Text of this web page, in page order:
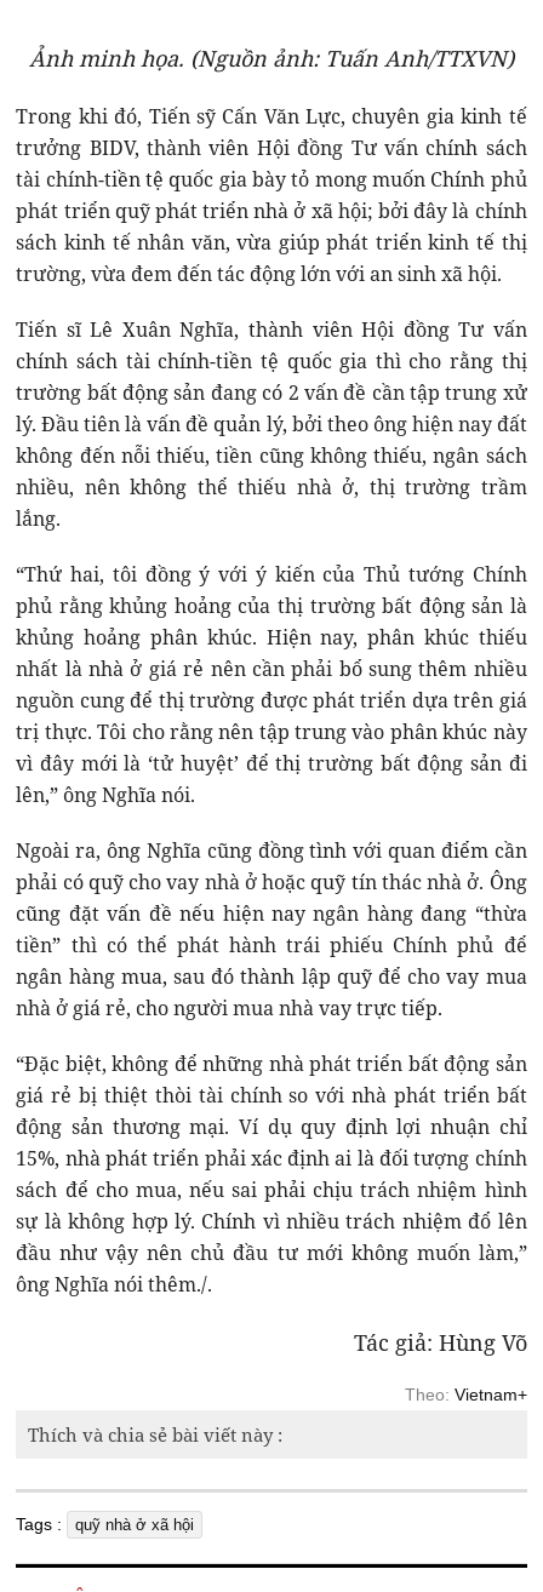
Ảnh minh họa. (Nguồn ảnh: Tuấn Anh/TTXVN)
Trong khi đó, Tiến sỹ Cấn Văn Lực, chuyên gia kinh tế
trưởng BIDV, thành viên Hội đồng Tư vấn chính sách
tài chính-tiền tệ quốc gia bày tỏ mong muốn Chính phủ
phát triển quỹ phát triển nhà ở xã hội; bởi đây là chính
sách kinh tế nhân văn, vừa giúp phát triển kinh tế thị
trường, vừa đem đến tác động lớn với an sinh xã hội.
Tiến sĩ Lê Xuân Nghĩa, thành viên Hội đồng Tư vấn
chính sách tài chính-tiền tệ quốc gia thì cho rằng thị
trường bất động sản đang có 2 vấn đề cần tập trung xử
lý. Đầu tiên là vấn đề quản lý, bởi theo ông hiện nay đất
không đến nỗi thiếu, tiền cũng không thiếu, ngân sách
nhiều, nên không thể thiếu nhà ở, thị trường trầm
lắng.
“Thứ hai, tôi đồng ý với ý kiến của Thủ tướng Chính
phủ rằng khủng hoảng của thị trường bất động sản là
khủng hoảng phân khúc. Hiện nay, phân khúc thiếu
nhất là nhà ở giá rẻ nên cần phải bổ sung thêm nhiều
nguồn cung để thị trường được phát triển dựa trên giá
trị thực. Tôi cho rằng nên tập trung vào phân khúc này
vì đây mới là ‘tử huyệt’ để thị trường bất động sản đi
lên,” ông Nghĩa nói.
Ngoài ra, ông Nghĩa cũng đồng tình với quan điểm cần
phải có quỹ cho vay nhà ở hoặc quỹ tín thác nhà ở. Ông
cũng đặt vấn đề nếu hiện nay ngân hàng đang “thừa
tiền” thì có thể phát hành trái phiếu Chính phủ để
ngân hàng mua, sau đó thành lập quỹ để cho vay mua
nhà ở giá rẻ, cho người mua nhà vay trực tiếp.
“Đặc biệt, không để những nhà phát triển bất động sản
giá rẻ bị thiệt thòi tài chính so với nhà phát triển bất
động sản thương mại. Ví dụ quy định lợi nhuận chỉ
15%, nhà phát triển phải xác định ai là đối tượng chính
sách để cho mua, nếu sai phải chịu trách nhiệm hình
sự là không hợp lý. Chính vì nhiều trách nhiệm đổ lên
đầu như vậy nên chủ đầu tư mới không muốn làm,”
ông Nghĩa nói thêm./.
Tác giả: Hùng Võ
Theo: Vietnam+
Thích và chia sẻ bài viết này :
Tags : quỹ nhà ở xã hội